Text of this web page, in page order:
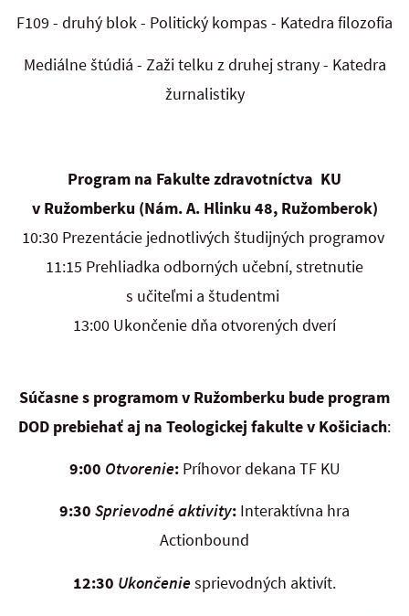
F109 - druhý blok - Politický kompas - Katedra filozofia
Mediálne štúdiá - Zaži telku z druhej strany - Katedra
žurnalistiky
Program na Fakulte zdravotníctva KU
v Ružomberku (Nám. A. Hlinku 48, Ružomberok)
10:30 Prezentácie jednotlivých študijných programov
11:15 Prehliadka odborných učební, stretnutie
s učiteľmi a študentmi
13:00 Ukončenie dňa otvorených dverí
Súčasne s programom v Ružomberku bude program
DOD prebiehať aj na Teologickej fakultev Košiciach:
9:00 Otvorenie: Príhovor dekana TF KU
9:30 Sprievodné aktivity: Interaktívna hra
Actionbound
12:30 Ukončeniesprievodných aktivít.